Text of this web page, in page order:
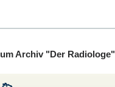
Archiv "Der Radiologe"